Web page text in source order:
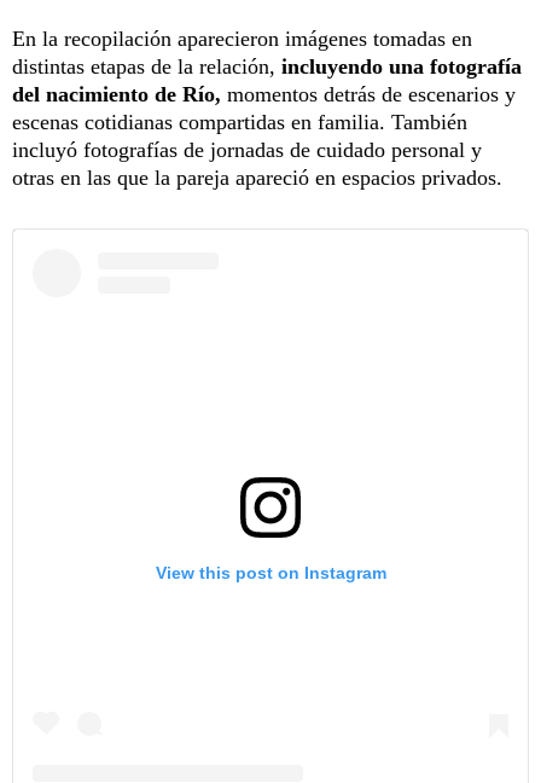
En la recopilación aparecieron imágenes tomadas en
distintas etapas de la relación, incluyendo una fotografía
del nacimiento de Río, momentos detrás de escenarios y
escenas cotidianas compartidas en familia. También
incluyó fotografías de jornadas de cuidado personal y
otras en las que la pareja apareció en espacios privados.
View this post on Instagram